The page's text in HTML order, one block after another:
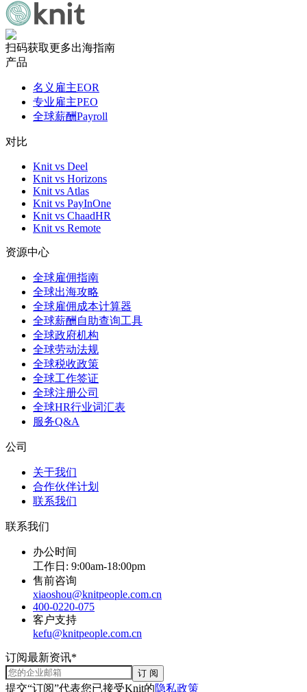
扫码获取更多出海指南
产品
名义雇主EOR
专业雇主PEO
全球薪酬Payroll
对比
Knit vs Deel
Knit vs Horizons
Knit vs Atlas
Knit vs PayInOne
Knit vs ChaadHR
Knit vs Remote
资源中心
全球雇佣指南
全球出海攻略
全球雇佣成本计算器
全球薪酬自助查询工具
全球政府机构
全球劳动法规
全球税收政策
全球工作签证
全球注册公司
全球HR行业词汇表
服务Q&A
公司
关于我们
合作伙伴计划
联系我们
联系我们
办公时间
工作日: 9:00am-18:00pm
售前咨询
xiaoshou@knitpeople.com.cn
400-0220-075
客户支持
kefu@knitpeople.com.cn
订阅最新资讯*
订 阅
提交“订阅”代表您已接受Knit的隐私政策